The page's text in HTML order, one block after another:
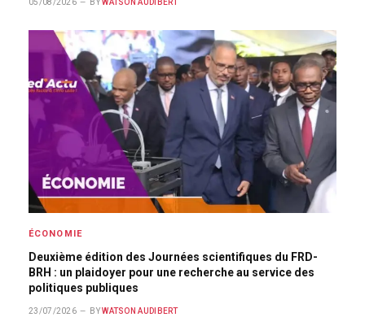
ÉCONOMIE
Deuxième édition des Journées scientifiques du FRD-
BRH : un plaidoyer pour une recherche au service des
politiques publiques
23/07/2026 BY WATSON AUDIBERT